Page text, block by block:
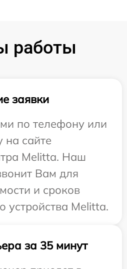
работы
заявки
по телефону или
на сайте
Melitta. Наш
Вам для
и сроков
устройства Melitta.
за 35 минут